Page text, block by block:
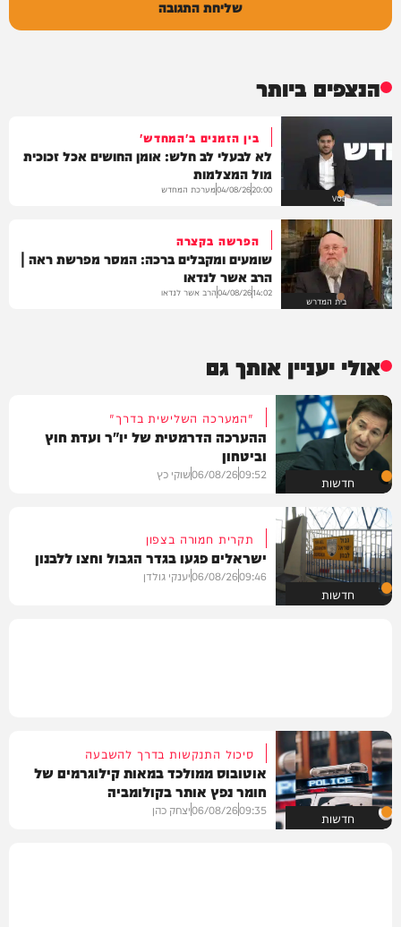
שליחת התגובה
הנצפים ביותר
VOD
בין הזמנים ב'המחדש'
לא לבעלי לב חלש: אומן החושים אכל זכוכית
מול המצלמות
20:00
04/08/26מערכת המחדש
בית המדרש
הפרשה בקצרה
שומעים ומקבלים ברכה: המסר מפרשת ראה |
הרב אשר לנדאו
14:02
04/08/26הרב אשר לנדאו
אולי יעניין אותך גם
חדשות
"המערכה השלישית בדרך"
ההערכה הדרמטית של יו"ר ועדת חוץ
וביטחון
09:52
06/08/26שוקי כץ
חדשות
תקרית חמורה בצפון
ישראלים פגעו בגדר הגבול וחצו ללבנון
09:46
06/08/26יענקי גולדן
חדשות
סיכול התנקשות בדרך להשבעה
אוטובוס ממולכד במאות קילוגרמים של
חומר נפץ אותר בקולומביה
09:35
06/08/26יצחק כהן